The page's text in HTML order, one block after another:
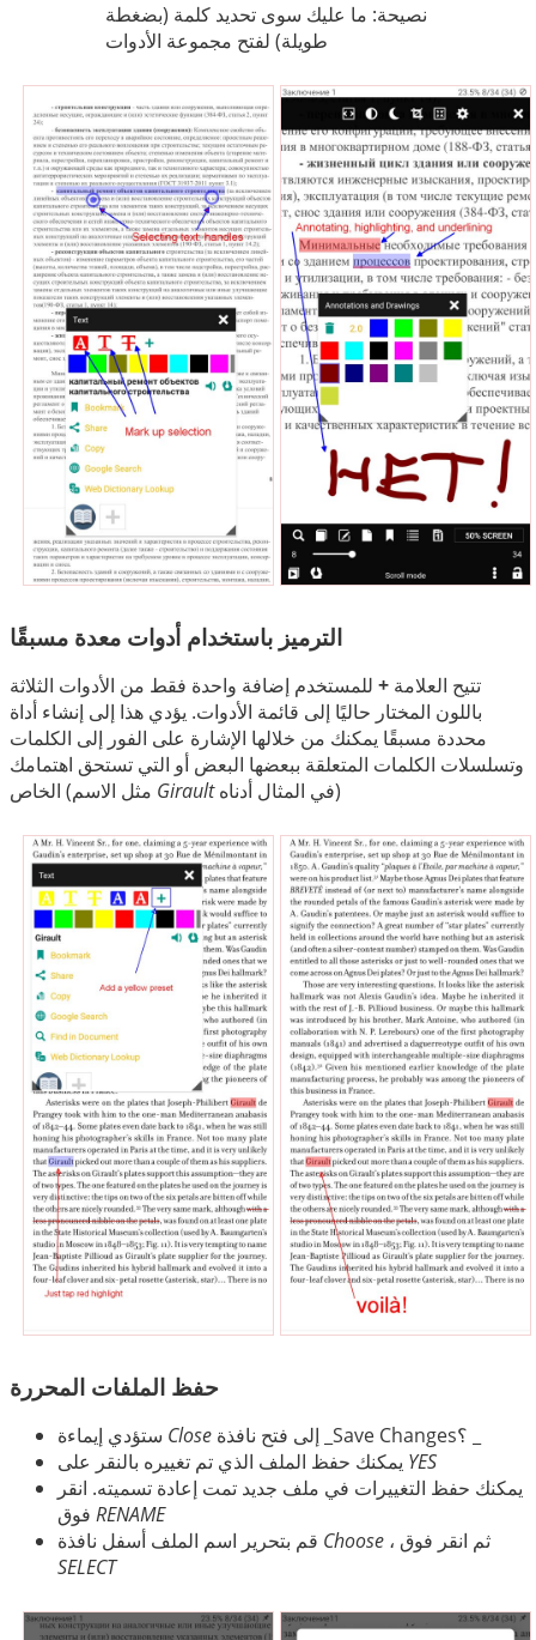
نصيحة: ما عليك سوى تحديد كلمة (بضغطة
طويلة) لفتح مجموعة الأدوات
الترميز باستخدام أدوات معدة مسبقًا
تتيح العلامة + للمستخدم إضافة واحدة فقط من الأدوات الثلاثة
باللون المختار حاليًا إلى قائمة الأدوات. يؤدي هذا إلى إنشاء أداة
محددة مسبقًا يمكنك من خلالها الإشارة على الفور إلى الكلمات
وتسلسلات الكلمات المتعلقة ببعضها البعض أو التي تستحق اهتمامك
Girault في المثال أدناه)
حفظ الملفات المحررة
Close
YES
يمكنك حفظ التغييرات في ملف جديد تمت إعادة تسميته. انقر
RENAME
Choose ، ثم انقر فوق
SELECT